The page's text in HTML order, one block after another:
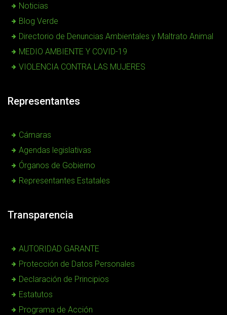
Noticias
Blog Verde
Directorio de Denuncias Ambientales y Maltrato Animal
MEDIO AMBIENTE Y COVID-19
VIOLENCIA CONTRA LAS MUJERES
Representantes
Cámaras
Agendas legislativas
Órganos de Gobierno
Representantes Estatales
Transparencia
AUTORIDAD GARANTE
Protección de Datos Personales
Declaración de Principios
Estatutos
Programa de Acción